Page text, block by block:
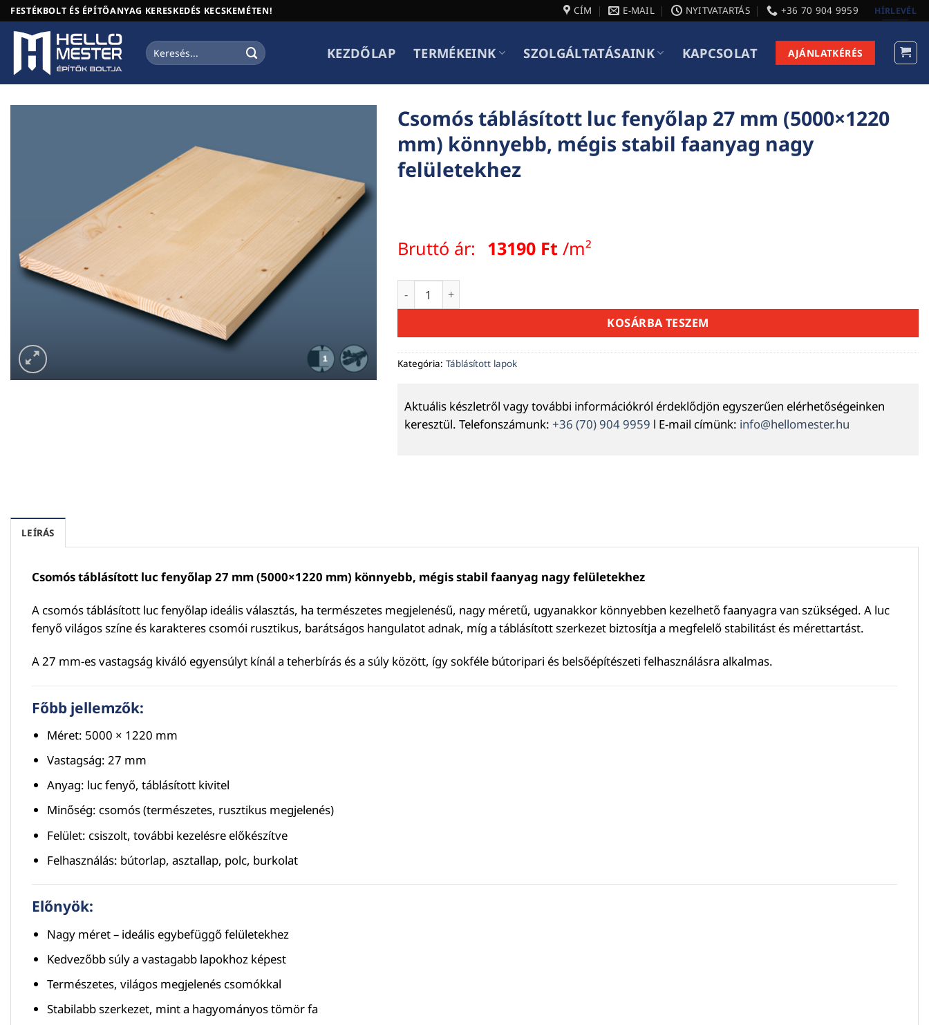
Skip
to
content
FESTÉKBOLT ÉS ÉPÍTŐANYAG KERESKEDÉS KECSKEMÉTEN! CÍM E-MAIL NYITVATARTÁS +36 70 904 9959 HÍRLEVÉL
Keresés
a
KEZDŐLAP TERMÉKEINK SZOLGÁLTATÁSAINK KAPCSOLAT AJÁNLATKÉRÉS
Csomós táblásított luc fenyőlap 27 mm (5000×1220
mm) könnyebb, mégis stabil faanyag nagy
felületekhez
Bruttó ár: 13190 Ft /m²
Csomós táblásított luc fenyőlap 27 mm (5000×1220 mm) könnyebb, mégis stabil faanyag nagy
KOSÁRBA TESZEM
Kategória: Táblásított lapok
Aktuális készletről vagy további információkról érdeklődjön egyszerűen elérhetőségeinken
keresztül. Telefonszámunk: +36 (70) 904 9959 l E-mail címünk: info@hellomester.hu
LEÍRÁS
Csomós táblásított luc fenyőlap 27 mm (5000×1220 mm) könnyebb, mégis stabil faanyag nagy felületekhez
A csomós táblásított luc fenyőlap ideális választás, ha természetes megjelenésű, nagy méretű, ugyanakkor könnyebben kezelhető faanyagra van szükséged. A luc
fenyő világos színe és karakteres csomói rusztikus, barátságos hangulatot adnak, míg a táblásított szerkezet biztosítja a megfelelő stabilitást és mérettartást.
A 27 mm-es vastagság kiváló egyensúlyt kínál a teherbírás és a súly között, így sokféle bútoripari és belsőépítészeti felhasználásra alkalmas.
Főbb jellemzők:
Méret: 5000 × 1220 mm
Vastagság: 27 mm
Anyag: luc fenyő, táblásított kivitel
Minőség: csomós (természetes, rusztikus megjelenés)
Felület: csiszolt, további kezelésre előkészítve
Felhasználás: bútorlap, asztallap, polc, burkolat
Előnyök:
Nagy méret – ideális egybefüggő felületekhez
Kedvezőbb súly a vastagabb lapokhoz képest
Természetes, világos megjelenés csomókkal
Stabilabb szerkezet, mint a hagyományos tömör fa